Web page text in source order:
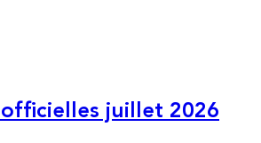
juillet 2026